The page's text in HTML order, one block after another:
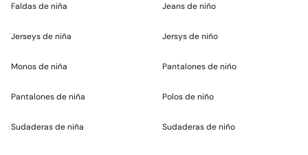
Faldas de niña
Jerseys de niña
Monos de niña
Pantalones de niña
Sudaderas de niña
Jeans de niño
Jersys de niño
Pantalones de niño
Polos de niño
Sudaderas de niño